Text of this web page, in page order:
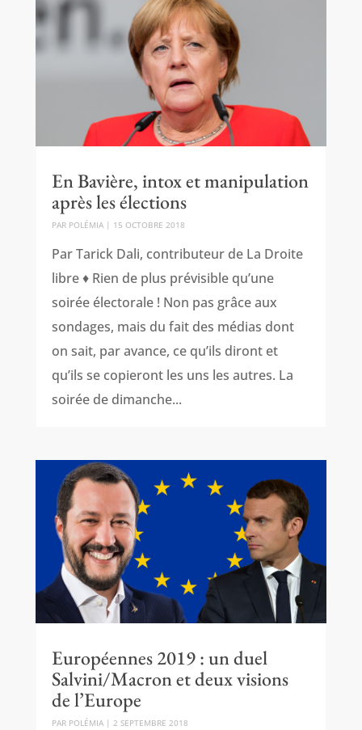
En Bavière, intox et manipulation
après les élections
PAR POLÉMIA| 15 OCTOBRE 2018
Par Tarick Dali, contributeur de La Droite
libre ♦ Rien de plus prévisible qu’une
soirée électorale ! Non pas grâce aux
sondages, mais du fait des médias dont
on sait, par avance, ce qu’ils diront et
qu’ils se copieront les uns les autres. La
soirée de dimanche...
Européennes 2019 : un duel
Salvini/Macron et deux visions
de l’Europe
PAR POLÉMIA| 2 SEPTEMBRE 2018